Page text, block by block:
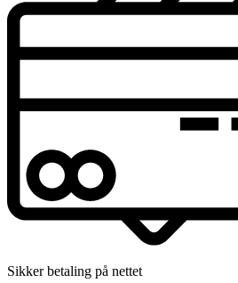
Sikker betaling på nettet